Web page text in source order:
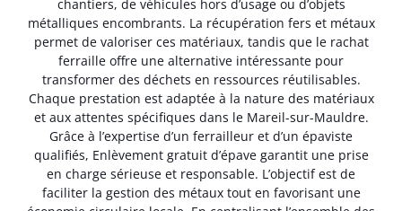
chantiers, de véhicules hors d’usage ou d’objets
métalliques encombrants. La récupération fers et métaux
permet de valoriser ces matériaux, tandis que le rachat
ferraille offre une alternative intéressante pour
transformer des déchets en ressources réutilisables.
Chaque prestation est adaptée à la nature des matériaux
et aux attentes spécifiques dans le Mareil-sur-Mauldre.
Grâce à l’expertise d’un ferrailleur et d’un épaviste
qualifiés, Enlèvement gratuit d’épave garantit une prise
en charge sérieuse et responsable. L’objectif est de
faciliter la gestion des métaux tout en favorisant une